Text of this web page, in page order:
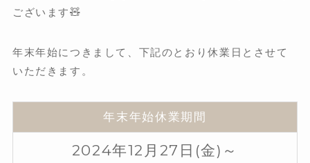
ございます🧸
年末年始につきまして、下記のとおり休業日とさせて
いただきます。
年末年始休業期間
2024年12月27日(金)～